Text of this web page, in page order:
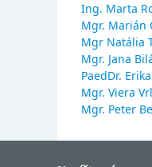
Ing. Marta
Mgr. Marián
Mgr Natália
Mgr. Jana
PaedDr.
Mgr. Viera
Mgr. Peter